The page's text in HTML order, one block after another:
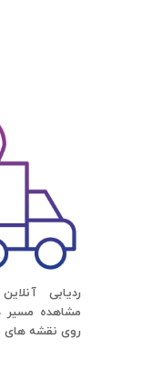
ردیابی
مشاهده
روی نقشه های